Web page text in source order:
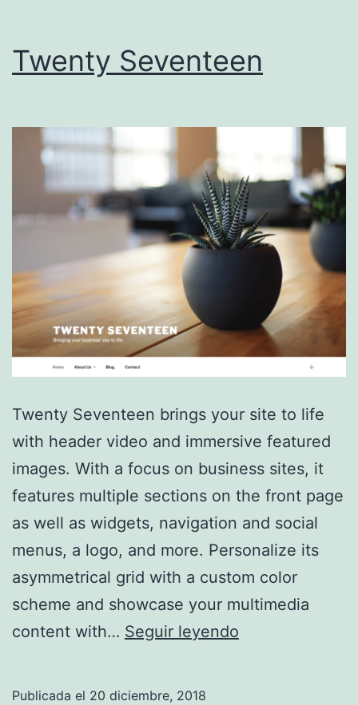
Twenty Seventeen
Twenty Seventeen brings your site to life
with header video and immersive featured
images. With a focus on business sites, it
features multiple sections on the front page
as well as widgets, navigation and social
menus, a logo, and more. Personalize its
asymmetrical grid with a custom color
scheme and showcase your multimedia
content with… Seguir leyendo
Publicada el 20 diciembre, 2018